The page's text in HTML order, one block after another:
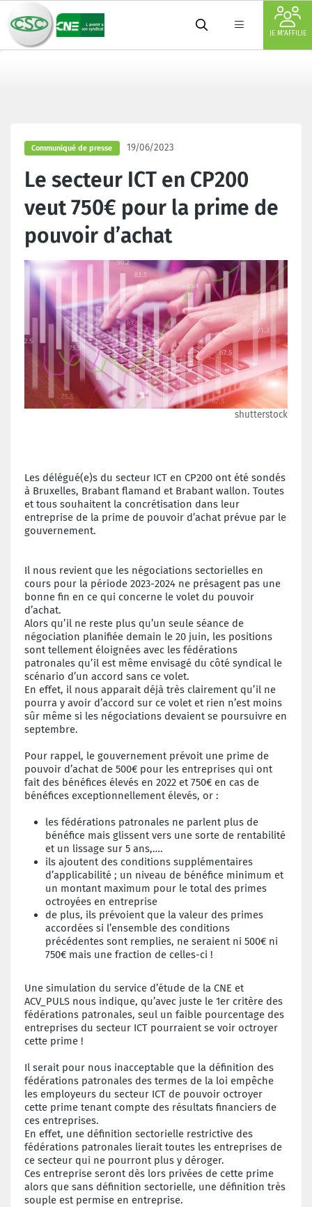
JE M'AFFILIE
Communiqué de presse 19/06/2023
Le secteur ICT en CP200
veut 750€ pour la prime de
pouvoir d’achat
shutterstock
Les délégué(e)s du secteur ICT en CP200 ont été sondés
à Bruxelles, Brabant flamand et Brabant wallon. Toutes
et tous souhaitent la concrétisation dans leur
entreprise de la prime de pouvoir d’achat prévue par le
gouvernement.
Il nous revient que les négociations sectorielles en
cours pour la période 2023-2024 ne présagent pas une
bonne fin en ce qui concerne le volet du pouvoir
d’achat.
Alors qu’il ne reste plus qu’un seule séance de
négociation planifiée demain le 20 juin, les positions
sont tellement éloignées avec les fédérations
patronales qu’il est même envisagé du côté syndical le
scénario d’un accord sans ce volet.
En effet, il nous apparait déjà très clairement qu’il ne
pourra y avoir d’accord sur ce volet et rien n’est moins
sûr même si les négociations devaient se poursuivre en
septembre.
Pour rappel, le gouvernement prévoit une prime de
pouvoir d’achat de 500€ pour les entreprises qui ont
fait des bénéfices élevés en 2022 et 750€ en cas de
bénéfices exceptionnellement élevés, or :
les fédérations patronales ne parlent plus de
bénéfice mais glissent vers une sorte de rentabilité
et un lissage sur 5 ans,….
ils ajoutent des conditions supplémentaires
d’applicabilité ; un niveau de bénéfice minimum et
un montant maximum pour le total des primes
octroyées en entreprise
de plus, ils prévoient que la valeur des primes
accordées si l’ensemble des conditions
précédentes sont remplies, ne seraient ni 500€ ni
750€ mais une fraction de celles-ci !
Une simulation du service d’étude de la CNE et
ACV_PULS nous indique, qu’avec juste le 1er critère des
fédérations patronales, seul un faible pourcentage des
entreprises du secteur ICT pourraient se voir octroyer
cette prime !
Il serait pour nous inacceptable que la définition des
fédérations patronales des termes de la loi empêche
les employeurs du secteur ICT de pouvoir octroyer
cette prime tenant compte des résultats financiers de
ces entreprises.
En effet, une définition sectorielle restrictive des
fédérations patronales lierait toutes les entreprises de
ce secteur qui ne pourront plus y déroger.
Ces entreprise seront dès lors privées de cette prime
alors que sans définition sectorielle, une définition très
souple est permise en entreprise.